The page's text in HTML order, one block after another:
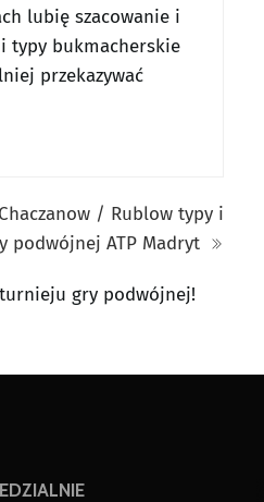
lubię szacowanie i
typy bukmacherskie
przekazywać
/ Rublow typy i
podwójnej ATP Madryt
gry podwójnej!